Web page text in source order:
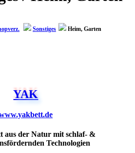
Heim, Garten
aus der Natur mit schlaf- &
Technologien